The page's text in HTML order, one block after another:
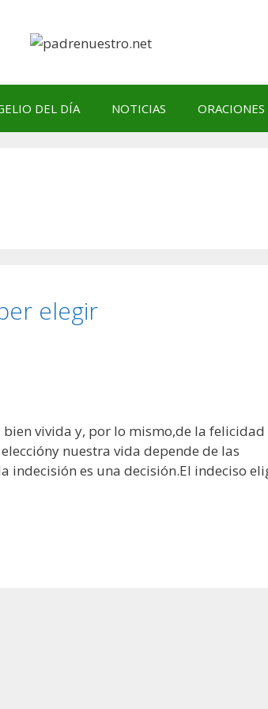
DEL DÍA NOTICIAS ORACIONES
elegir
bien vivida y, por lo mismo,de la felicidad
nuestra vida depende de las
indecisión es una decisión.El indeciso